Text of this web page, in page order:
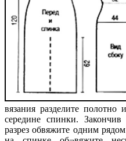
вязания разделите полотно
середине спинки.
разрез обвяжите одним